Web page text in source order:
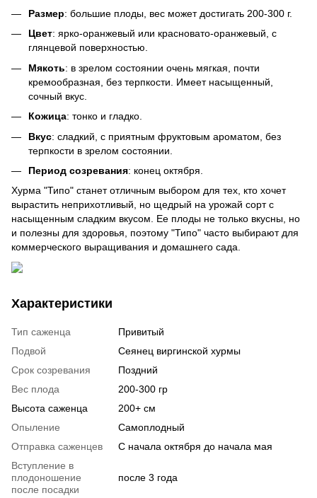
Размер: большие плоды, вес может достигать 200-300 г.
Цвет: ярко-оранжевый или красновато-оранжевый, с
глянцевой поверхностью.
Мякоть: в зрелом состоянии очень мягкая, почти
кремообразная, без терпкости. Имеет насыщенный,
сочный вкус.
Кожица: тонко и гладко.
Вкус: сладкий, с приятным фруктовым ароматом, без
терпкости в зрелом состоянии.
Период созревания: конец октября.
Хурма "Типо" станет отличным выбором для тех, кто хочет
вырастить неприхотливый, но щедрый на урожай сорт с
насыщенным сладким вкусом. Ее плоды не только вкусны, но
и полезны для здоровья, поэтому "Типо" часто выбирают для
коммерческого выращивания и домашнего сада.
Характеристики
Тип саженца
Привитый
Подвой
Сеянец виргинской хурмы
Срок созревания
Поздний
Вес плода
200-300 гр
Высота саженца
200+ см
Опыление
Самоплодный
Отправка саженцев
С начала октября до начала мая
Вступление в
плодоношение
после посадки
после 3 года